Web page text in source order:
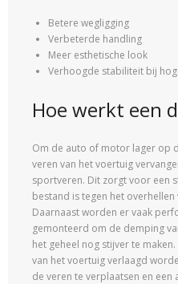
Betere wegligging
Verbeterde handling
Meer esthetische look
Verhoogde stabiliteit bij
Hoe werkt een
Om de auto of motor lager op
veren van het voertuig
sportveren. Dit zorgt voor een
bestand is tegen het
Daarnaast worden er vaak
gemonteerd om de demping
het geheel nog stijver te
van het voertuig verlaagd
de veren te verplaatsen en